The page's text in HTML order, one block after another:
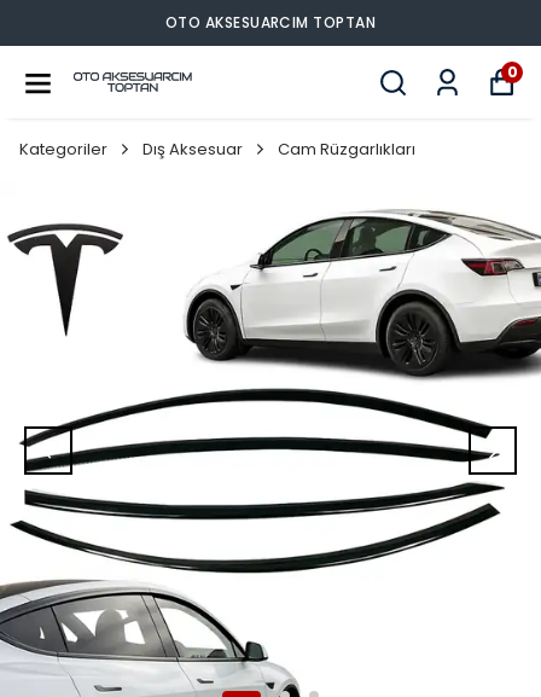
OTO AKSESUARCIM TOPTAN
0
Kategoriler Dış Aksesuar Cam Rüzgarlıkları